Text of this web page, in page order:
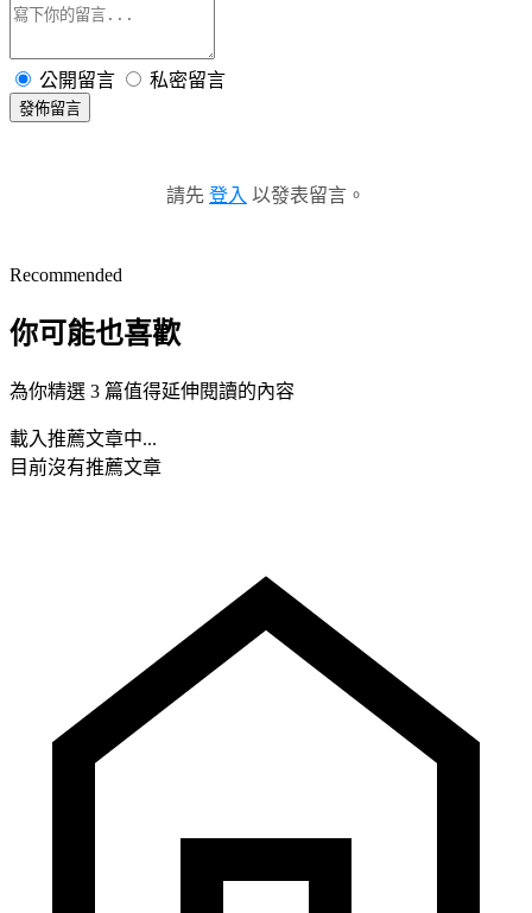
公開留言 私密留言
發佈留言
請先 登入 以發表留言。
Recommended
你可能也喜歡
為你精選 3 篇值得延伸閱讀的內容
載入推薦文章中...
目前沒有推薦文章